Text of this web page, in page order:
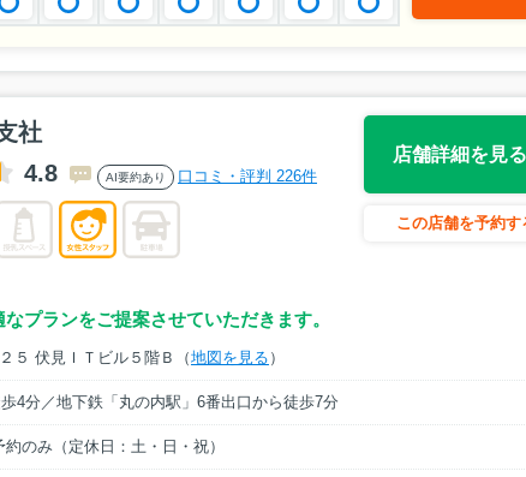
社
4.8
AI要約あり 口コミ・評判 226件
店舗詳細を見る
この店舗を予約す
プランをご提案させていただきます。
５ 伏見ＩＴビル５階Ｂ（地図を見る ）
4分／地下鉄「丸の内駅」6番出口から徒歩7分
のみ（定休日：土・日・祝）